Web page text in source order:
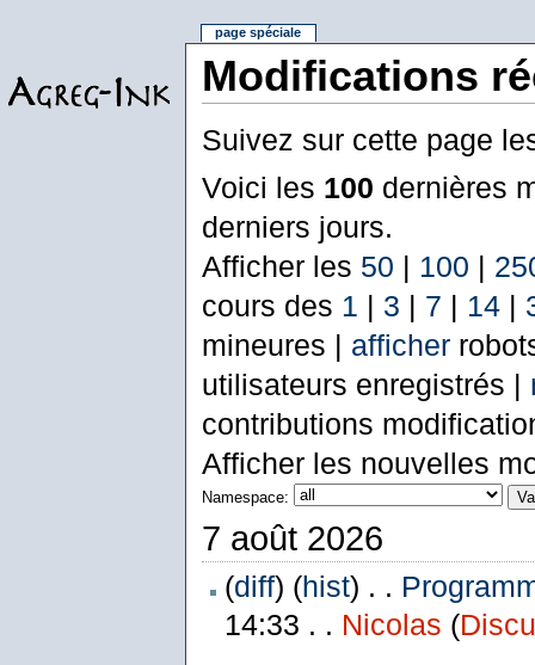
Modifications
Suivez sur cette page
Voici les 100 dernières
derniers jours.
Afficher les 50 | 100 |
cours des 1 | 3 | 7 | 14|
mineures | afficher
utilisateurs enregistrés |
contributions
Afficher les nouvelles
Namespace:
7 août 2026
(diff) (hist) . .
14:33 . . Nicolas (
page spéciale